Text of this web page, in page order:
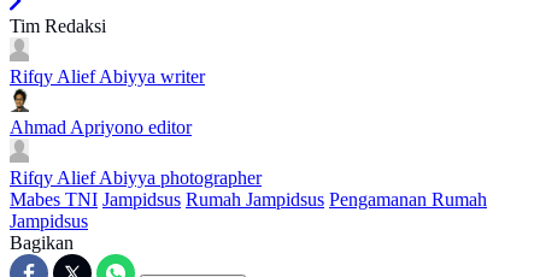
Tim Redaksi
Rifqy Alief Abiyya writer
Ahmad Apriyono editor
Rifqy Alief Abiyya photographer
Mabes TNI Jampidsus Rumah Jampidsus Pengamanan Rumah
Jampidsus
Bagikan